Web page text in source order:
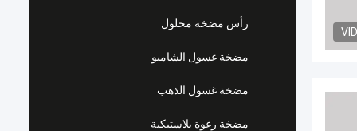
رأس مضخة محلول
مضخة غسول الشامبو
مضخة غسول الذهب
مضخة رغوة بلاستيكية